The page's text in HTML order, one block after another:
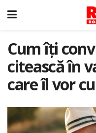
Cum îți
citească în
care îl vor